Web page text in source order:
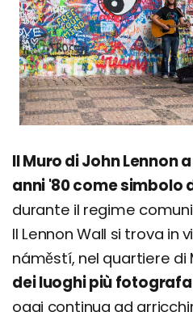
Il Muro di John Lennon
anni '80 come simbolo
durante il regime
Il Lennon Wall si trova in
náměstí, nel quartiere di
dei luoghi più
oggi continua ad